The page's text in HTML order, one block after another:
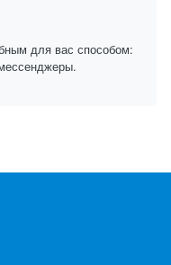
для вас способом: